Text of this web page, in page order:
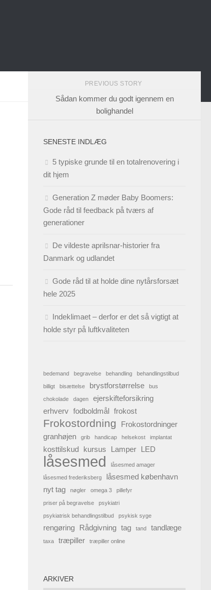
PREVIOUS STORY
Sådan kommer du godt igennem en
bolighandel
SENESTE INDLÆG
5 typiske grunde til en totalrenovering i
dit hjem
Generation Z møder Baby Boomers:
Gode råd til feedback på tværs af
generationer
De vildeste aprilsnar-historier fra
Danmark og udlandet
Gode råd til at holde dine nytårsforsæt
hele 2025
Indeklimaet – derfor er det så vigtigt at
holde styr på luftkvaliteten
bedemand begravelse behandling behandlingstilbud
billigt bisættelse brystforstørrelse bus
chokolade dagen
ejerskifteforsikring
erhverv fodboldmål frokost
Frokostordning
Frokostordninger
granhøjen
grib handicap helsekost implantat
kosttilskud kursus Lamper LED
låsesmed låsesmed amager
låsesmed frederiksberg
låsesmed københavn
nyt tag
nøgler omega 3 pillefyr
priser på begravelse psykiatri
psykiatrisk behandlingstilbud psykisk syge
rengøring Rådgivning tag tand tandlæge
taxa træpiller træpiller online
ARKIVER